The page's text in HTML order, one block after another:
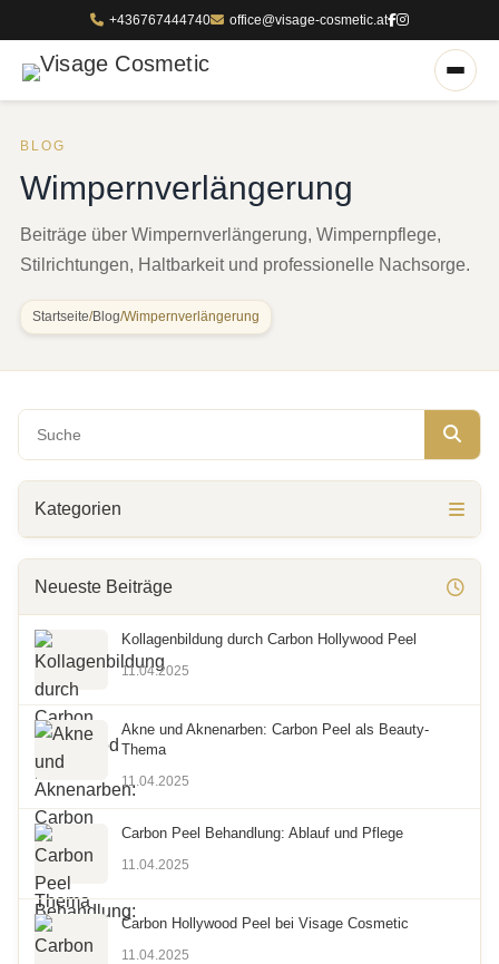
+436767444740 office@visage-cosmetic.at
BLOG
Wimpernverlängerung
Beiträge über Wimpernverlängerung, Wimpernpflege,
Stilrichtungen, Haltbarkeit und professionelle Nachsorge.
Startseite/Blog/Wimpernverlängerung
Kategorien
Neueste Beiträge
Kollagenbildung durch Carbon Hollywood Peel
11.04.2025
Akne und Aknenarben: Carbon Peel als Beauty-
Thema
11.04.2025
Carbon Peel Behandlung: Ablauf und Pflege
11.04.2025
Carbon Hollywood Peel bei Visage Cosmetic
11.04.2025